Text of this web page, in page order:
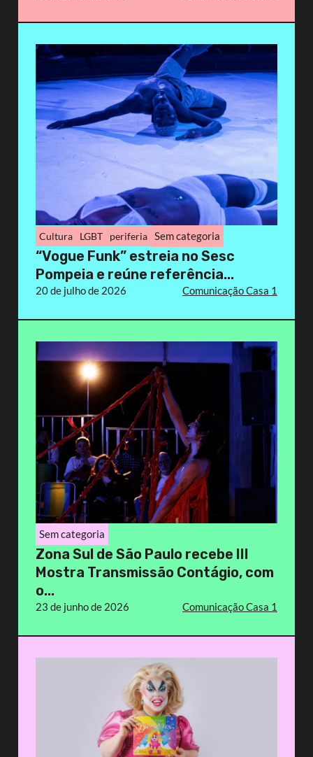
Cultura LGBT periferia Sem categoria
“Vogue Funk” estreia no Sesc
Pompeia e reúne referência...
20 de julho de 2026 Comunicação Casa 1
Sem categoria
Zona Sul de São Paulo recebe III
Mostra Transmissão Contágio, com
o...
23 de junho de 2026 Comunicação Casa 1